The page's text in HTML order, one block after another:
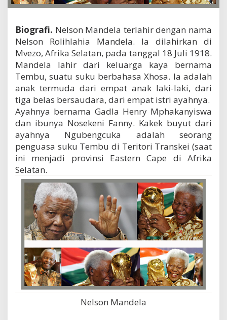
n
n
d
e
a
Biografi. Nelson Mandela terlahir dengan nama
Nelson Rolihlahia Mandela. Ia dilahirkan di
Mvezo, Afrika Selatan, pada tanggal 18 Juli 1918.
Mandela lahir dari keluarga kaya bernama
Tembu, suatu suku berbahasa Xhosa. Ia adalah
anak termuda dari empat anak laki-laki, dari
tiga belas bersaudara, dari empat istri ayahnya.
Ayahnya bernama Gadla Henry Mphakanyiswa
dan ibunya Nosekeni Fanny. Kakek buyut dari
ayahnya Ngubengcuka adalah seorang
penguasa suku Tembu di Teritori Transkei (saat
ini menjadi provinsi Eastern Cape di Afrika
Selatan.
Nelson Mandela